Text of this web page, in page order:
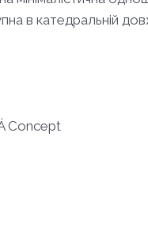
в катедральній
Concept